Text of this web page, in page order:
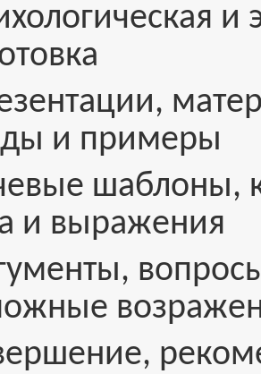
и примеры
и выражения